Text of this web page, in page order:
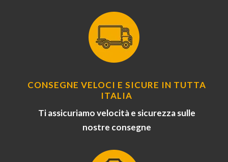
CONSEGNE VELOCI E SICURE IN TUTTA
ITALIA
Ti assicuriamo velocità e sicurezza sulle
nostre consegne